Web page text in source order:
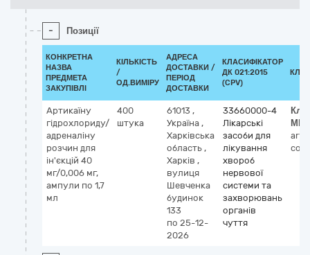
- Позиції
КОНКРЕТНА
НАЗВА
ПРЕДМЕТА
ЗАКУПІВЛІ
КІЛЬКІСТЬ
/
ОД.ВИМІРУ
АДРЕСА
ДОСТАВКИ /
ПЕРІОД
ДОСТАВКИ
КЛАСИФІКАТОР
ДК 021:2015
(CPV)
Артикаїну
гідрохлориду/
адреналіну
розчин для
ін'єкцій 40
мг/0,006 мг,
ампули по 1,7
мл
400
штука
61013 ,
Україна ,
Харківська
область ,
Харків ,
вулиця
Шевченка
будинок
133
по 25-12-
2026
33660000-4
Лікарські
засоби для
лікування
хвороб
нервової
системи та
захворювань
органів
чуття
МНН